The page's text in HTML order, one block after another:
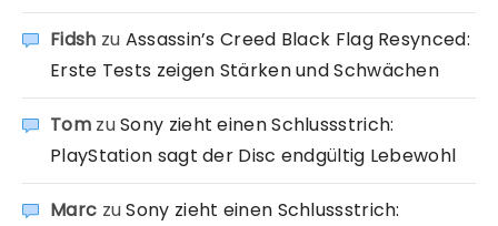
Fidsh zu Assassin’s Creed Black Flag Resynced:
Erste Tests zeigen Stärken und Schwächen
TomzuSony zieht einen Schlussstrich:
PlayStation sagt der Disc endgültig Lebewohl
Marc zuSony zieht einen Schlussstrich: